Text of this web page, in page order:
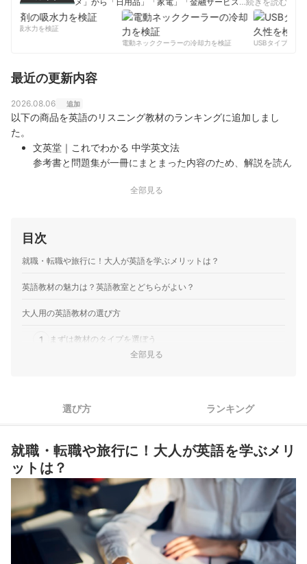
ストな商品を選んでもらうために、毎日コンテンツを制
コンテンツ制作チームのプロフィール
の吸水力を検証
電動ネッククーラーの冷却力を検証
USBタイプCケー
最近の更新内容
2026.08.06 追加
以下の商品を英語のリスニング教材のランキングに追加しまし
た。
文英堂｜これでわかる 中学英文法
参考書と問題集が一冊にまとまった内容のため、解説を読ん
効果的に学習が進められます。さらに複数単元の内容をまと
全部見る
目次
就職・転職や旅行に！大人が英語を学ぶメリットは？
英語教材の魅力は？英語教室とどちらがよい？
大人用の英語教材の選び方
1 まずは教材のタイプを選ぼう
4 DVD・CDなど音声教材がついたものがおすすめ
英会話教材のおすすめ人気ランキング
英語のリスニング教材のおすすめ人気ランキング
シャドーイング教材のおすすめ人気ランキング
英語の音読教材のおすすめ人気ランキング
オンライン英会話や英会話教室を検討するのもあり
全部見る
選び方 ランキング
就職・転職や旅行に！大人が英語を学ぶメリ
ットは？